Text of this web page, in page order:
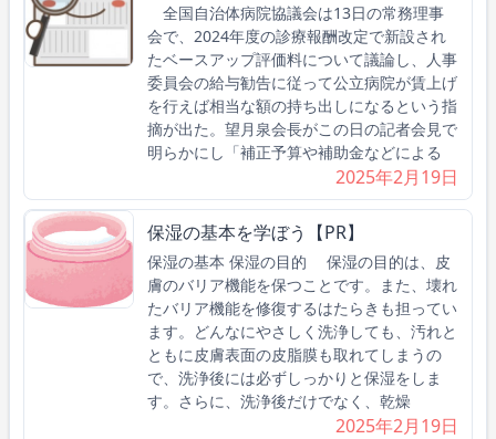
全国自治体病院協議会は13日の常務理事
会で、2024年度の診療報酬改定で新設され
たベースアップ評価料について議論し、人事
委員会の給与勧告に従って公立病院が賃上げ
を行えば相当な額の持ち出しになるという指
摘が出た。望月泉会長がこの日の記者会見で
明らかにし「補正予算や補助金などによる
2025年2月19日
保湿の基本を学ぼう【PR】
保湿の基本 保湿の目的 保湿の目的は、皮
膚のバリア機能を保つことです。また、壊れ
たバリア機能を修復するはたらきも担ってい
ます。どんなにやさしく洗浄しても、汚れと
ともに皮膚表面の皮脂膜も取れてしまうの
で、洗浄後には必ずしっかりと保湿をしま
す。さらに、洗浄後だけでなく、乾燥
2025年2月19日